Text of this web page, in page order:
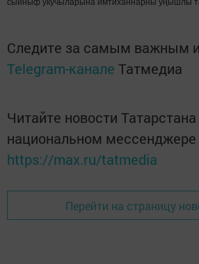
сыйныф укучыларына имтиханнарны уңышлы
Следите за самым важным
Telegram-канале Татмедиа
Читайте новости Татарстана
национальном
https://max.ru/tatmedia
Перейти на страницу